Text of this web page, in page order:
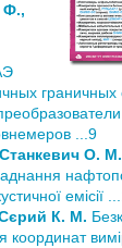
Ф.,
граничных
...9
О.
емісії
К. М.
координат